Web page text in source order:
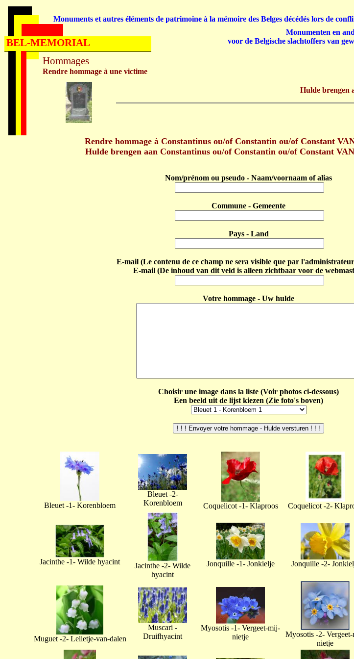
Rendre hommage à Constantinus ou/of Constantin ou/of Constant
Hulde brengen aan Constantinus ou/of Constantin ou/of Constant
Nom/prénom ou pseudo - Naam/voornaam of alias
Commune - Gemeente
Pays - Land
E-mail (Le contenu de ce champ ne sera visible que par
E-mail (De inhoud van dit veld is alleen zichtbaar voor de
Votre hommage - Uw hulde
Choisir une image dans la liste (Voir photos ci-dessous)
Een beeld uit de lijst kiezen (Zie foto's boven)
Bleuet -1- Korenbloem
Bleuet -2-
Korenbloem
Coquelicot -1- Klaproos Coquelicot -2-
Jacinthe -1- Wilde hyacint
Jacinthe -2- Wilde
hyacint
Jonquille -1- Jonkielje Jonquille -2-
Muguet -2- Lelietje-van-dalen
Muscari -
Druifhyacint
Myosotis -1- Vergeet-mij-
nietje
Myosotis -2-
nietje
Hommages
Rendre hommage à une victime
Hulde brengen
Monuments et autres éléments de patrimoine à la mémoire des Belges décédés lors de
Monumenten en
voor de Belgische slachtoffers van
BEL-MEMORIAL